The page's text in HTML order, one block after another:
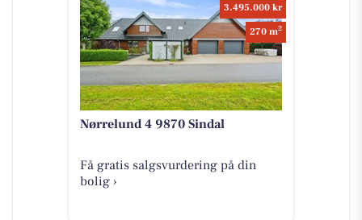
3.495.000 kr
270 m2
Nørrelund 4 9870 Sindal
Få gratis salgsvurdering på din
bolig ›